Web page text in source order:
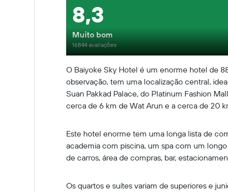
O Baiyoke Sky Hotel é um enorme hotel de
observação, tem uma localização central,
Suan Pakkad Palace, do Platinum Fashion
cerca de 6 km de Wat Arun e a cerca de 20
Este hotel enorme tem uma longa lista de
academia com piscina, um spa com um
de carros, área de compras, bar,
Os quartos e suítes variam de superiores e
8,3
Muito bom
16844 avaliações